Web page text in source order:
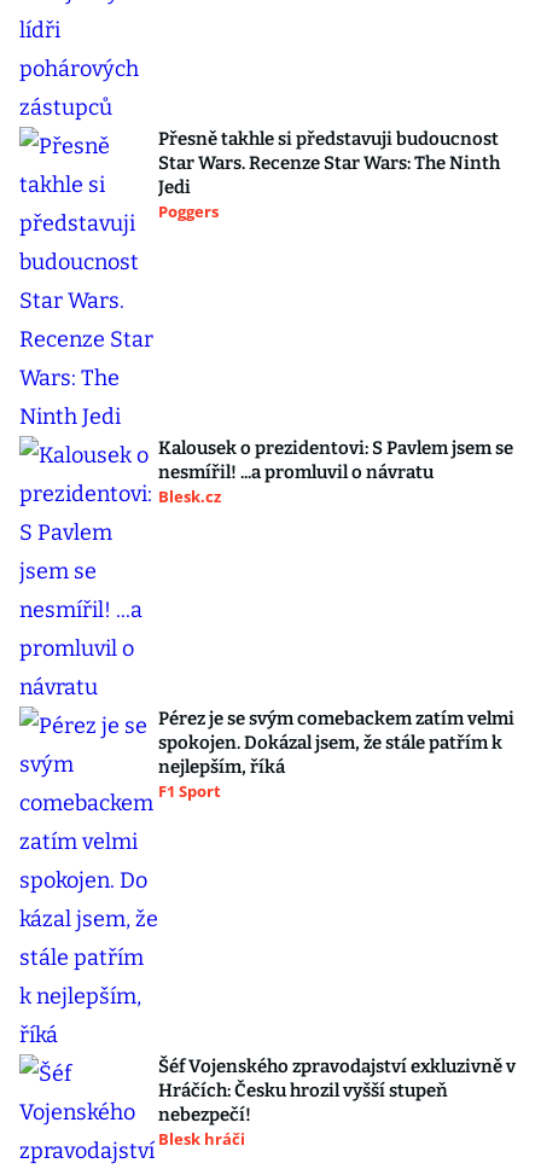
Přesně takhle si představuji budoucnost
Star Wars. Recenze Star Wars: The Ninth
Jedi
Poggers
Kalousek o prezidentovi: S Pavlem jsem se
nesmířil! ...a promluvil o návratu
Blesk.cz
Pérez je se svým comebackem zatím velmi
spokojen. Dokázal jsem, že stále patřím k
nejlepším, říká
F1 Sport
Šéf Vojenského zpravodajství exkluzivně v
Hráčích: Česku hrozil vyšší stupeň
nebezpečí!
Blesk hráči